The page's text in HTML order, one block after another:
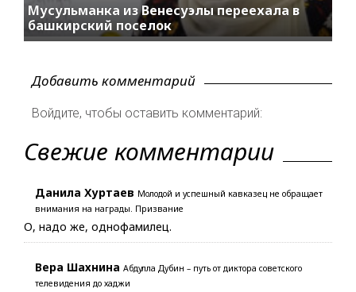
Мусульманка из Венесуэлы переехала в
башкирский поселок
Добавить комментарий
Войдите, чтобы оставить комментарий:
Свежие комментарии
Данила Хуртаев Молодой и успешный кавказец не обращает
внимания на награды. Призвание
О, надо же, однофамилец.
Вера Шахнина Абдулла Дубин – путь от диктора советского
телевидения до хаджи